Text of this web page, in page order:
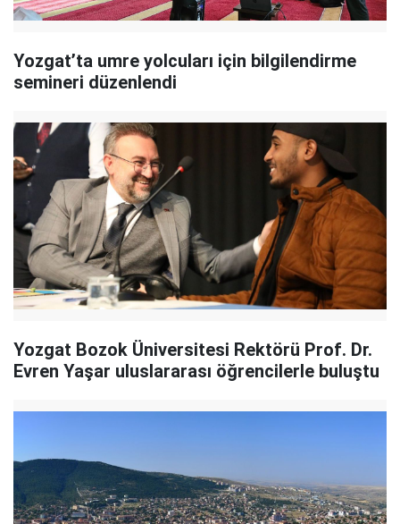
Yozgat’ta umre yolcuları için bilgilendirme
semineri düzenlendi
Yozgat Bozok Üniversitesi Rektörü Prof. Dr.
Evren Yaşar uluslararası öğrencilerle buluştu